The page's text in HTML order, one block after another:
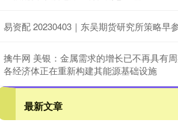
易资配 20230403｜东吴期货研究所策略早
擒牛网 美银：金属需求的增长已不再具有
各经济体正在重新构建其能源基础设施
最新文章